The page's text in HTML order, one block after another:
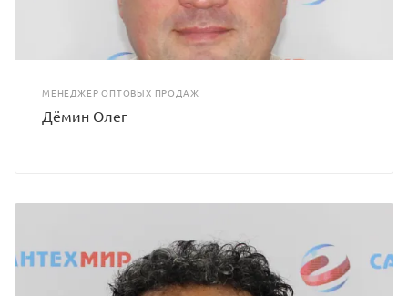
МЕНЕДЖЕР ОПТОВЫХ ПРОДАЖ
Дёмин Олег